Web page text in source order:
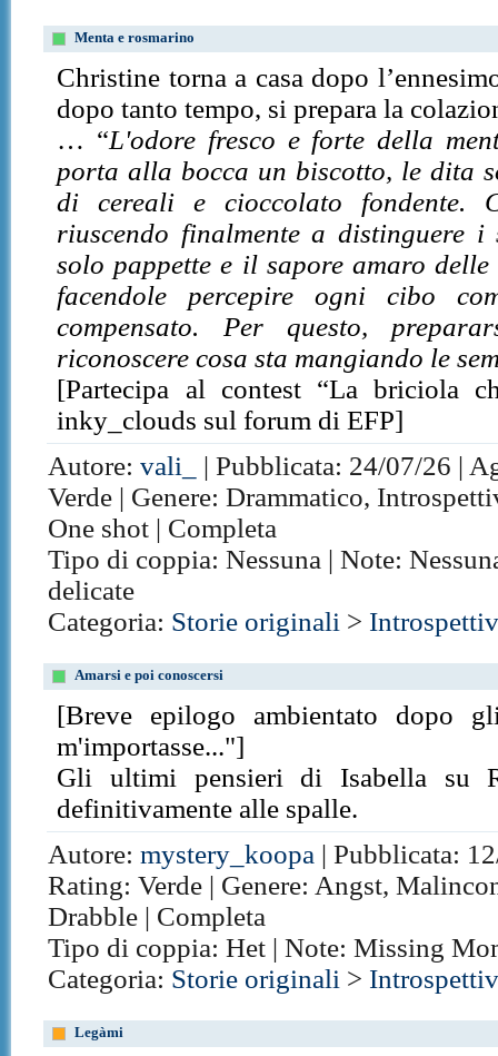
Menta e rosmarino
Christine torna a casa dopo
dopo tanto tempo, si prepara la
… “L'odore fresco e forte della
porta alla bocca un biscotto, le dita
di cereali e cioccolato fondente.
riuscendo finalmente a distinguere
solo pappette e il sapore amaro
facendole percepire ogni cibo
compensato. Per questo,
riconoscere cosa sta mangiando le
[Partecipa al contest “La briciola
inky_clouds sul forum di EFP]
Autore:vali_
| Pubblicata: 24/07/26 |
Verde | Genere: Drammatico,
One shot | Completa
Tipo di coppia: Nessuna | Note:
delicate
Categoria: Storie originali >
Amarsi e poi conoscersi
[Breve epilogo ambientato dopo
m'importasse..."]
Gli ultimi pensieri di Isabella su
definitivamente alle spalle.
Autore:mystery_koopa | Pubblicata:
Rating: Verde | Genere: Angst,
Drabble | Completa
Tipo di coppia: Het | Note: Missing
Categoria: Storie originali >
Legàmi